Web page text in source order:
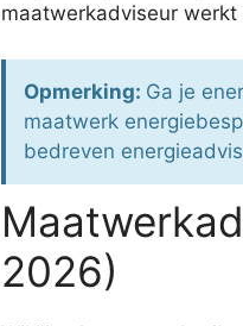
maatwerkadviseur
Opmerking: Ga je
maatwerk
bedreven
2026)